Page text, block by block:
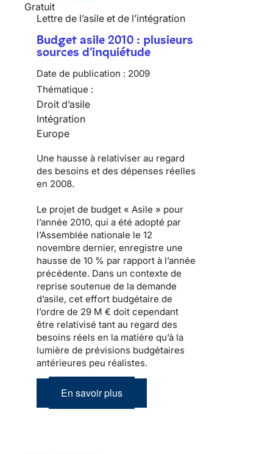
Gratuit
Lettre de l’asile et de l’intégration
Budget asile 2010 : plusieurs
sources d'inquiétude
Date de publication : 2009
Thématique :
Droit d’asile
Intégration
Europe
Une hausse à relativiser au regard
des besoins et des dépenses réelles
en 2008.
Le projet de budget « Asile » pour
l’année 2010, qui a été adopté par
l’Assemblée nationale le 12
novembre dernier, enregistre une
hausse de 10 % par rapport à l’année
précédente. Dans un contexte de
reprise soutenue de la demande
d’asile, cet effort budgétaire de
l’ordre de 29 M € doit cependant
être relativisé tant au regard des
besoins réels en la matière qu’à la
lumière de prévisions budgétaires
antérieures peu réalistes.
En savoir plus